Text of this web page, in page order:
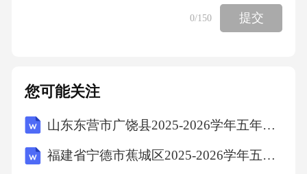
D.治疗疾病
9.希腊神话中的波塞冬是海洋之神，其象征物是
0/150 提交
您可能关注
山东东营市广饶县2025-2026学年五年级下学期期末语文试题（文字版含答案）
福建省宁德市蕉城区2025-2026学年五年级上学期期末语文试题（文字版含答案）